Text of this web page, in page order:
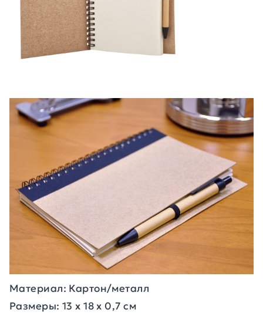
Материал: Картон/металл
Размеры: 13 х 18 х 0,7 см